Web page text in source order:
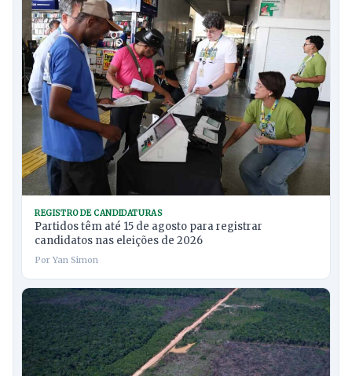
REGISTRO DE CANDIDATURAS
Partidos têm até 15 de agosto para registrar
candidatos nas eleições de 2026
Por Yan Simon